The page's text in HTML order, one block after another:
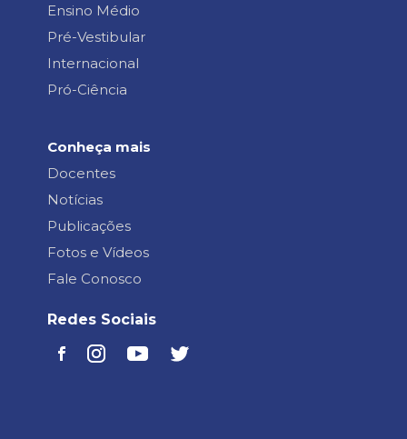
Ensino Médio
Pré-Vestibular
Internacional
Pró-Ciência
Conheça mais
Docentes
Notícias
Publicações
Fotos e Vídeos
Fale Conosco
Redes Sociais